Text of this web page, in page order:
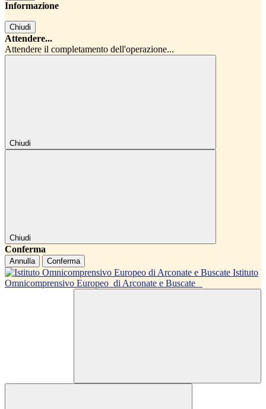
Informazione
Chiudi
Attendere...
Attendere il completamento dell'operazione...
Chiudi
Chiudi
Conferma
Annulla Conferma
Istituto
Omnicomprensivo Europeo di Arconate e Buscate